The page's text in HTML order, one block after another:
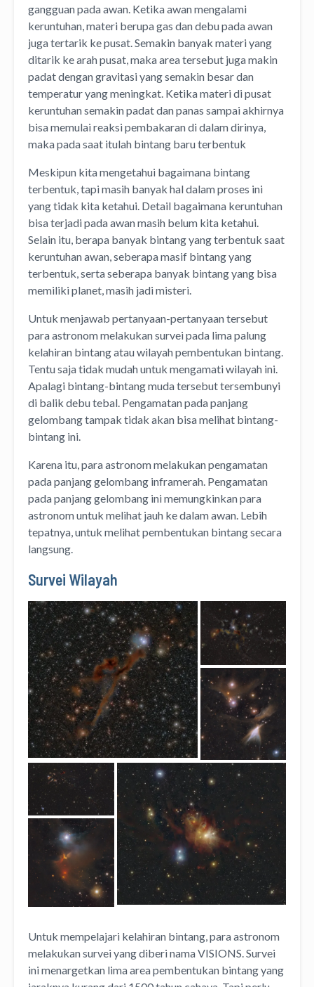
gangguan pada awan. Ketika awan mengalami
keruntuhan, materi berupa gas dan debu pada awan
juga tertarik ke pusat. Semakin banyak materi yang
ditarik ke arah pusat, maka area tersebut juga makin
padat dengan gravitasi yang semakin besar dan
temperatur yang meningkat. Ketika materi di pusat
keruntuhan semakin padat dan panas sampai akhirnya
bisa memulai reaksi pembakaran di dalam dirinya,
maka pada saat itulah bintang baru terbentuk
Meskipun kita mengetahui bagaimana bintang
terbentuk, tapi masih banyak hal dalam proses ini
yang tidak kita ketahui. Detail bagaimana keruntuhan
bisa terjadi pada awan masih belum kita ketahui.
Selain itu, berapa banyak bintang yang terbentuk saat
keruntuhan awan, seberapa masif bintang yang
terbentuk, serta seberapa banyak bintang yang bisa
memiliki planet, masih jadi misteri.
Untuk menjawab pertanyaan-pertanyaan tersebut
para astronom melakukan survei pada lima palung
kelahiran bintang atau wilayah pembentukan bintang.
Tentu saja tidak mudah untuk mengamati wilayah ini.
Apalagi bintang-bintang muda tersebut tersembunyi
di balik debu tebal. Pengamatan pada panjang
gelombang tampak tidak akan bisa melihat bintang-
bintang ini.
Karena itu, para astronom melakukan pengamatan
pada panjang gelombang inframerah. Pengamatan
pada panjang gelombang ini memungkinkan para
astronom untuk melihat jauh ke dalam awan. Lebih
tepatnya, untuk melihat pembentukan bintang secara
langsung.
Survei Wilayah
Untuk mempelajari kelahiran bintang, para astronom
melakukan survei yang diberi nama VISIONS. Survei
ini menargetkan lima area pembentukan bintang yang